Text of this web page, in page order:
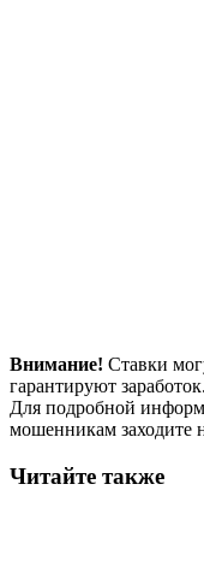
Внимание! Ставки
гарантируют заработок.
Для подробной
мошенникам заходите
Читайте также